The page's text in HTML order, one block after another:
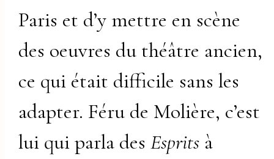
Paris et d’y mettre en scène
des oeuvres du théâtre ancien,
ce qui était difficile sans les
adapter. Féru de Molière, c’est
lui qui parla desEsprits à